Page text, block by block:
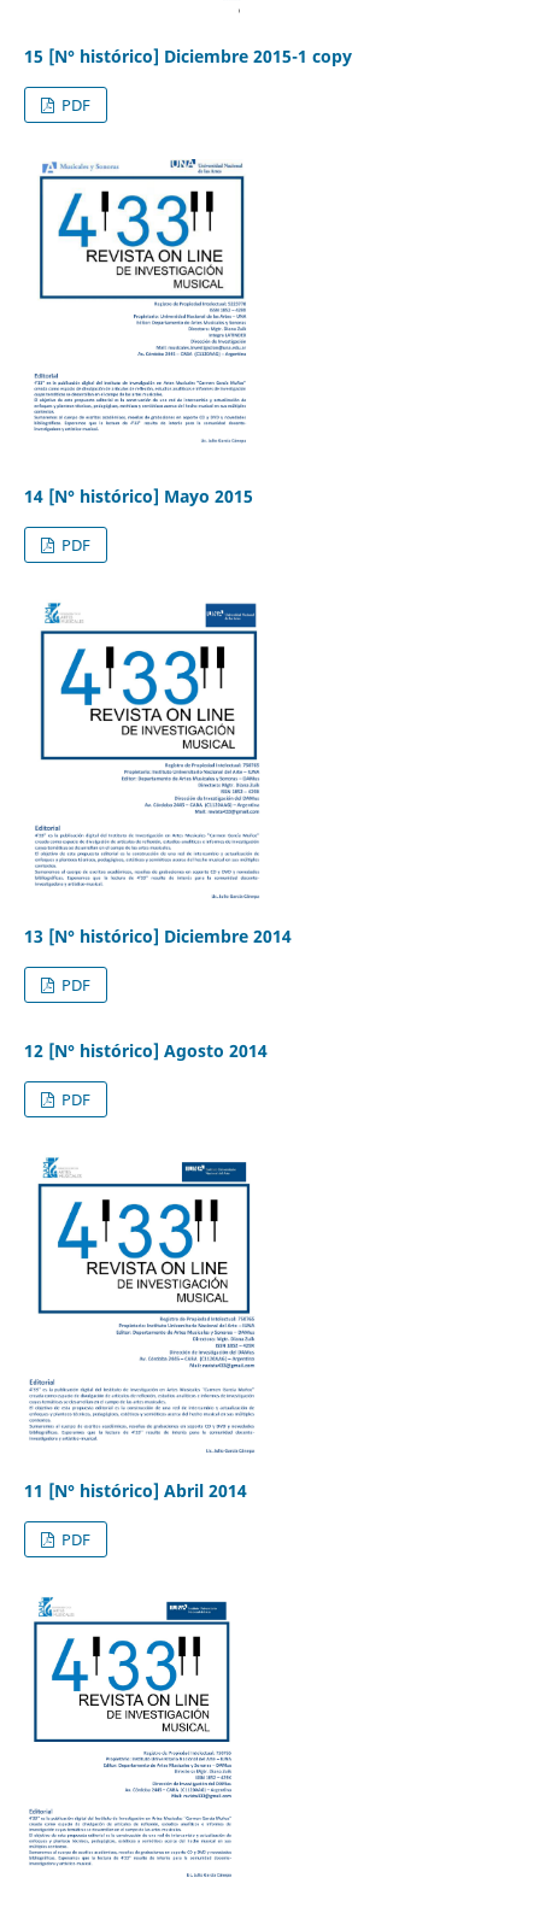
15 [N° histórico] Diciembre 2015-1 copy
PDF
14 [N° histórico] Mayo 2015
PDF
13 [N° histórico] Diciembre 2014
PDF
12 [N° histórico] Agosto 2014
PDF
11 [N° histórico] Abril 2014
PDF